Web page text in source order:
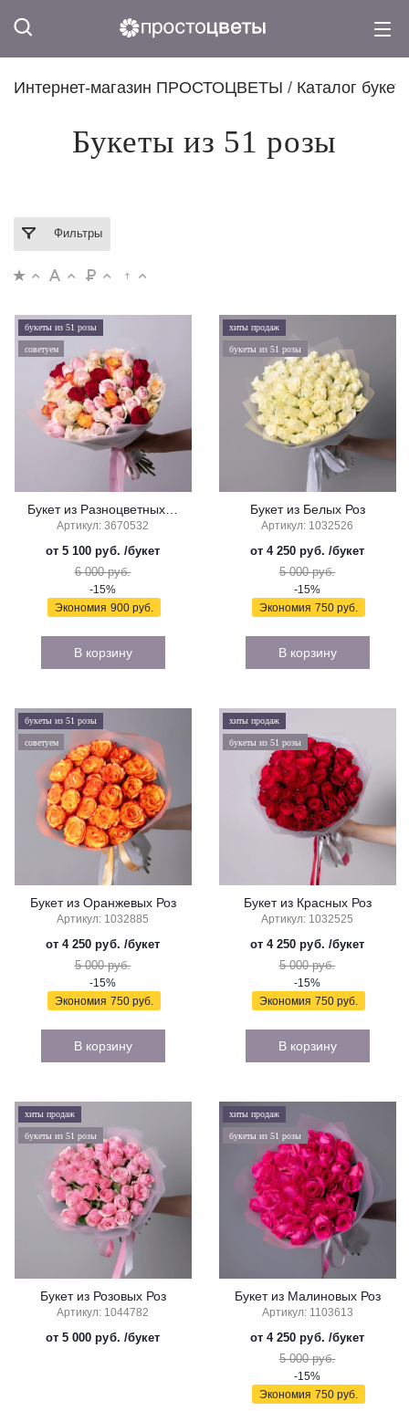
Интернет-магазин ПРОСТОЦВЕТЫ / Каталог
Букеты из 51 розы
Фильтры
букеты из 51 розы
советуем
Артикул: 3670532
от 5 100 руб. /букет
6 000 руб.
-15%
Экономия 900 руб.
В корзину
хиты продаж
букеты из 51 розы
Букет из Белых Роз
Артикул: 1032526
от 4 250 руб. /букет
5 000 руб.
-15%
Экономия 750 руб.
В корзину
букеты из 51 розы
советуем
Букет из Оранжевых Роз
Артикул: 1032885
от 4 250 руб. /букет
5 000 руб.
-15%
Экономия 750 руб.
В корзину
хиты продаж
букеты из 51 розы
Букет из Красных Роз
Артикул: 1032525
от 4 250 руб. /букет
5 000 руб.
-15%
Экономия 750 руб.
В корзину
хиты продаж
букеты из 51 розы
Букет из Розовых Роз
Артикул: 1044782
от 5 000 руб. /букет
хиты продаж
букеты из 51 розы
Букет из Малиновых Роз
Артикул: 1103613
от 4 250 руб. /букет
5 000 руб.
-15%
Экономия 750 руб.